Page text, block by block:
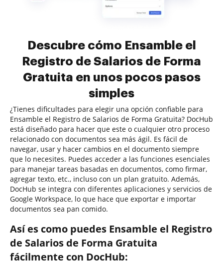
Descubre cómo Ensamble el
Registro de Salarios de Forma
Gratuita en unos pocos pasos
simples
¿Tienes dificultades para elegir una opción confiable para
Ensamble el Registro de Salarios de Forma Gratuita? DocHub
está diseñado para hacer que este o cualquier otro proceso
relacionado con documentos sea más ágil. Es fácil de
navegar, usar y hacer cambios en el documento siempre
que lo necesites. Puedes acceder a las funciones esenciales
para manejar tareas basadas en documentos, como firmar,
agregar texto, etc., incluso con un plan gratuito. Además,
DocHub se integra con diferentes aplicaciones y servicios de
Google Workspace, lo que hace que exportar e importar
documentos sea pan comido.
Así es como puedes Ensamble el Registro
de Salarios de Forma Gratuita
fácilmente con DocHub: